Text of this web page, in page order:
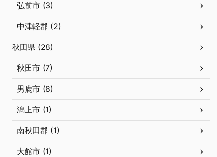
弘前市 (3)
中津軽郡 (2)
秋田県 (28)
秋田市 (7)
男鹿市 (8)
潟上市 (1)
南秋田郡 (1)
大館市 (1)